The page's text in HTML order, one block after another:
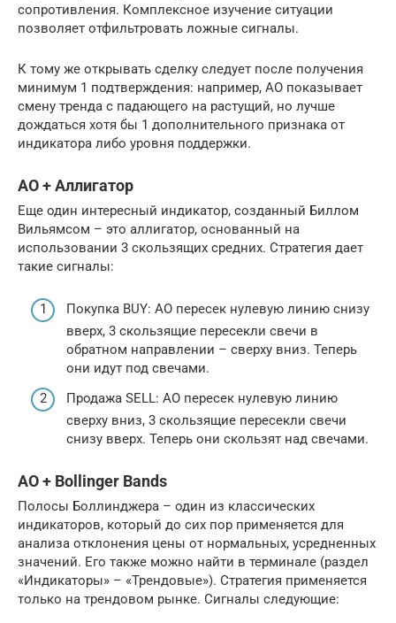
сопротивления. Комплексное изучение ситуации
позволяет отфильтровать ложные сигналы.
К тому же открывать сделку следует после получения
минимум 1 подтверждения: например, АО показывает
смену тренда с падающего на растущий, но лучше
дождаться хотя бы 1 дополнительного признака от
индикатора либо уровня поддержки.
АО + Аллигатор
Еще один интересный индикатор, созданный Биллом
Вильямсом – это аллигатор, основанный на
использовании 3 скользящих средних. Стратегия дает
такие сигналы:
Покупка BUY: АО пересек нулевую линию снизу
вверх, 3 скользящие пересекли свечи в
обратном направлении – сверху вниз. Теперь
они идут под свечами.
Продажа SELL: АО пересек нулевую линию
сверху вниз, 3 скользящие пересекли свечи
снизу вверх. Теперь они скользят над свечами.
АО + Bollinger Bands
Полосы Боллинджера – один из классических
индикаторов, который до сих пор применяется для
анализа отклонения цены от нормальных, усредненных
значений. Его также можно найти в терминале (раздел
«Индикаторы» – «Трендовые»). Стратегия применяется
только на трендовом рынке. Сигналы следующие: